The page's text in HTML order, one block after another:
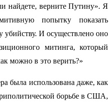
найдете, верните Путину». Я
попытку показать
убийству. И осуществлено оно
митинга, который
можно в это верить?»
была использована даже, как
борьбе в США,